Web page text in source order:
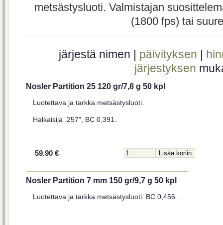
metsästysluoti. Valmistajan
(1800 fps) tai
järjestä nimen | päivityksen |
järjestyksen
Nosler Partition 25 120 gr/7,8 g 50 kpl
Luotettava ja tarkka metsästysluoti.
Halkaisija .257", BC 0,391.
59.90 €
Nosler Partition 7 mm 150 gr/9,7 g 50 kpl
Luotettava ja tarkka metsästysluoti. BC 0,456.